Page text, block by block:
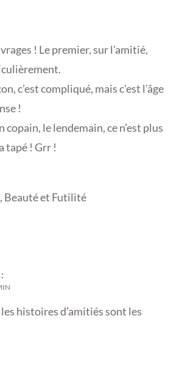
! Le premier, sur l’amitié,
c’est compliqué, mais c’est l’âge
!
copain, le lendemain, ce n’est plus
tapé ! Grr !
Beauté et Futilité
histoires d’amitiés sont les